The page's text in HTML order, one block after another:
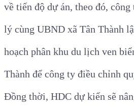
về tiến độ dự án, theo đó,
lý cùng UBND xã Tân Thành
hoạch phân khu du lịch ven
Thành để công ty điều chỉnh
Đồng thời, HDC dự kiến sẽ